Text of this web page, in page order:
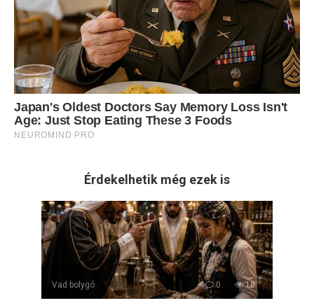
Érdekelhetik még ezek is
Vad bolygó 0 18